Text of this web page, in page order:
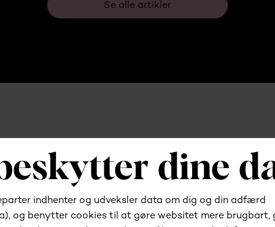
Se alle artikler
Har du brug for hjælp?